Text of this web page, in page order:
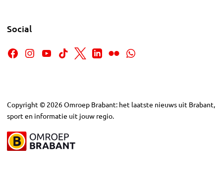
Social
Copyright © 2026Omroep Brabant: het laatste nieuws uit Brabant,
sport en informatie uit jouw regio.